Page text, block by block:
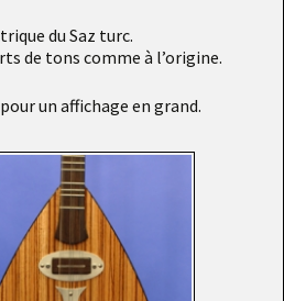
du Saz turc.
de tons comme à l’origine.
un affichage en grand.